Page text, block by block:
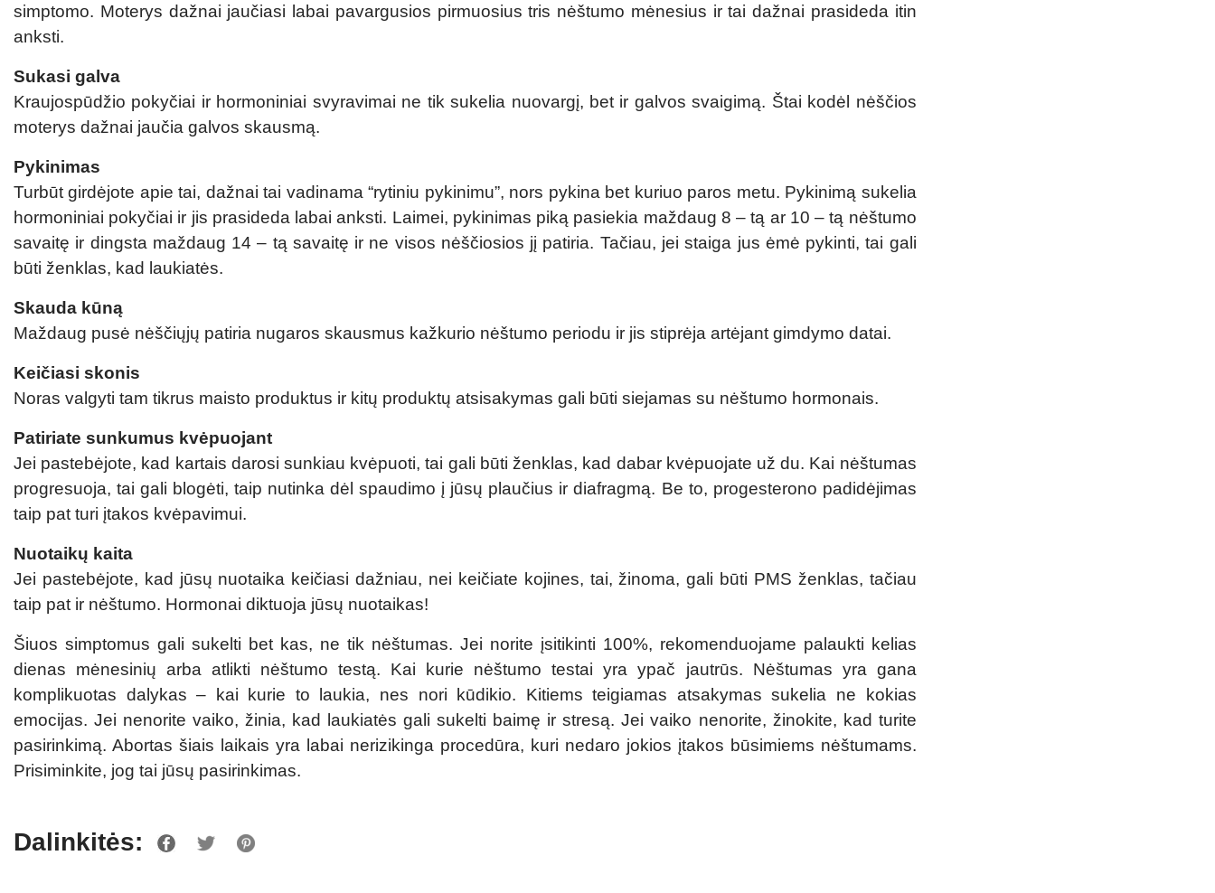
simptomo. Moterys dažnai jaučiasi labai pavargusios pirmuosius tris nėštumo mėnesius ir tai dažnai prasideda itin
anksti.
Sukasi galva
Kraujospūdžio pokyčiai ir hormoniniai svyravimai ne tik sukelia nuovargį, bet ir galvos svaigimą. Štai kodėl nėščios
moterys dažnai jaučia galvos skausmą.
Pykinimas
Turbūt girdėjote apie tai, dažnai tai vadinama “rytiniu pykinimu”, nors pykina bet kuriuo paros metu. Pykinimą sukelia
hormoniniai pokyčiai ir jis prasideda labai anksti. Laimei, pykinimas piką pasiekia maždaug 8 – tą ar 10 – tą nėštumo
savaitę ir dingsta maždaug 14 – tą savaitę ir ne visos nėščiosios jį patiria. Tačiau, jei staiga jus ėmė pykinti, tai gali
būti ženklas, kad laukiatės.
Skauda kūną
Maždaug pusė nėščiųjų patiria nugaros skausmus kažkurio nėštumo periodu ir jis stiprėja artėjant gimdymo datai.
Keičiasi skonis
Noras valgyti tam tikrus maisto produktus ir kitų produktų atsisakymas gali būti siejamas su nėštumo hormonais.
Patiriate sunkumus kvėpuojant
Jei pastebėjote, kad kartais darosi sunkiau kvėpuoti, tai gali būti ženklas, kad dabar kvėpuojate už du. Kai nėštumas
progresuoja, tai gali blogėti, taip nutinka dėl spaudimo į jūsų plaučius ir diafragmą. Be to, progesterono padidėjimas
taip pat turi įtakos kvėpavimui.
Nuotaikų kaita
Jei pastebėjote, kad jūsų nuotaika keičiasi dažniau, nei keičiate kojines, tai, žinoma, gali būti PMS ženklas, tačiau
taip pat ir nėštumo. Hormonai diktuoja jūsų nuotaikas!
Šiuos simptomus gali sukelti bet kas, ne tik nėštumas. Jei norite įsitikinti 100%, rekomenduojame palaukti kelias
dienas mėnesinių arba atlikti nėštumo testą. Kai kurie nėštumo testai yra ypač jautrūs. Nėštumas yra gana
komplikuotas dalykas – kai kurie to laukia, nes nori kūdikio. Kitiems teigiamas atsakymas sukelia ne kokias
emocijas. Jei nenorite vaiko, žinia, kad laukiatės gali sukelti baimę ir stresą. Jei vaiko nenorite, žinokite, kad turite
pasirinkimą. Abortas šiais laikais yra labai nerizikinga procedūra, kuri nedaro jokios įtakos būsimiems nėštumams.
Prisiminkite, jog tai jūsų pasirinkimas.
Dalinkitės: